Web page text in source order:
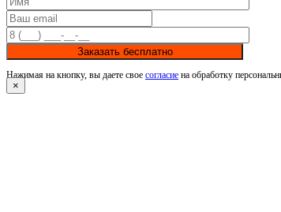
Заказать бесплатно
Нажимая на кнопку, вы даете свое согласие на обработку
×